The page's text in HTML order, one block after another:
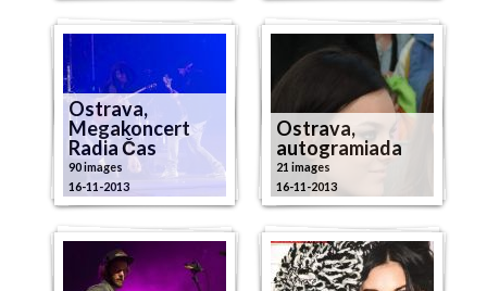
Ostrava,
Megakoncert
Radia Čas
90 images
16-11-2013
Ostrava,
autogramiada
21 images
16-11-2013